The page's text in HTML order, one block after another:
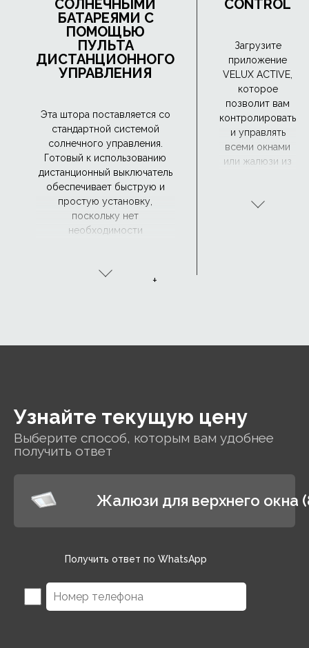
СОЛНЕЧНЫМИ
БАТАРЕЯМИ С
ПОМОЩЬЮ
ПУЛЬТА
ДИСТАНЦИОННОГО
УПРАВЛЕНИЯ
Эта штора поставляется со
стандартной системой
солнечного управления.
Готовый к использованию
дистанционный выключатель
обеспечивает быструю и
простую установку,
поскольку нет
необходимости
CONTROL
Загрузите
приложение
VELUX ACTIVE,
которое
позволит вам
контролировать
и управлять
всеми окнами
или жалюзи из
коснувшись
+
Узнайте текущую цену
Выберите способ, которым вам удобнее
получить ответ
Жалюзи для верхнего окна
Получить ответ по WhatsApp